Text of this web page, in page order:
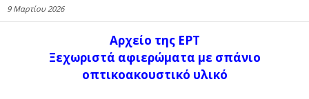
9 Μαρτίου 2026
Αρχείο της ΕΡΤ
Ξεχωριστά αφιερώματα με σπάνιο
οπτικοακουστικό υλικό